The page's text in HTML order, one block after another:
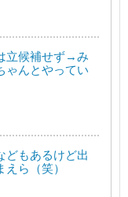
立候補せず→み
ゃんとやってい
どもあるけど出
ら（笑）